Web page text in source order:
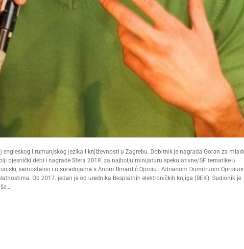
i rumunjskog jezika i književnosti u Zagrebu. Dobitnik je nagrada Goran za
pjesnički debi i nagrade Sfera 2018. za najbolju minijaturu spekulativne/SF tematike u
samostalno i u suradnjama s Anom Brnardić Oproiu i Adrianom Dumitruom
Od 2017. jedan je od urednika Besplatnih elektroničkih knjiga (BEK). Sudionik je